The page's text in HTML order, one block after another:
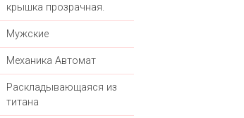
крышка прозрачная.
Мужские
Механика Автомат
Раскладывающаяся из
титана